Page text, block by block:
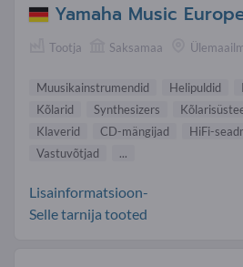
Yamaha Music
Tootja Saksamaa
Muusikainstrumendid Helipuldid
Kõlarid
Synthesizers
Klaverid
CD-mängijad
HiFi-
Vastuvõtjad
...
Lisainformatsioon-
Selle tarnija tooted